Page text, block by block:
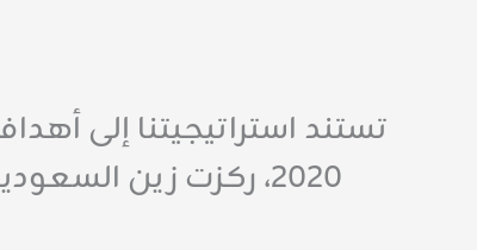
2020، ركزت زين السعودية على ١٣ هدفًا من هذه الأهداف، بما يتماشى مع أفضل المعايير الدولية.